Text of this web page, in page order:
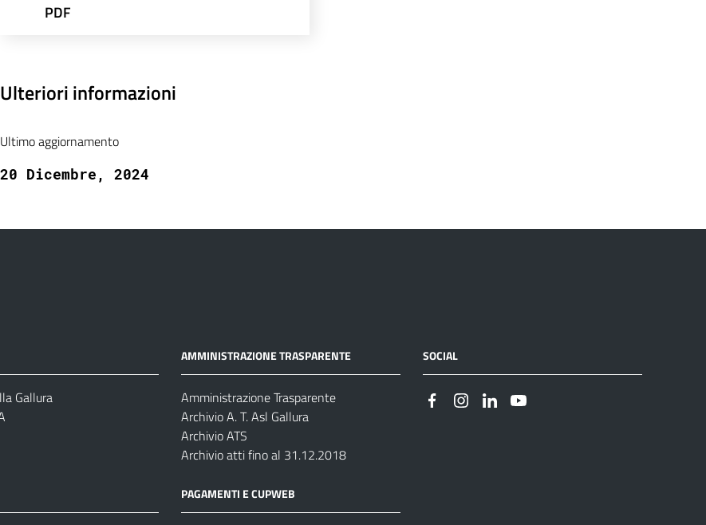
PDF
Ulteriori informazioni
Ultimo aggiornamento
20 Dicembre, 2024
Gallura
AMMINISTRAZIONE TRASPARENTE
Amministrazione Trasparente
Archivio A. T. Asl Gallura
Archivio ATS
Archivio atti fino al 31.12.2018
PAGAMENTI E CUPWEB
SOCIAL